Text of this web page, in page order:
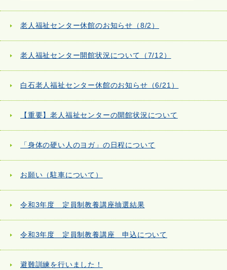
老人福祉センター休館のお知らせ（8/2）
老人福祉センター開館状況について（7/12）
白石老人福祉センター休館のお知らせ（6/21）
【重要】老人福祉センターの開館状況について
「身体の硬い人のヨガ」の日程について
お願い（駐車について）
令和3年度 定員制教養講座抽選結果
令和3年度 定員制教養講座 申込について
避難訓練を行いました！